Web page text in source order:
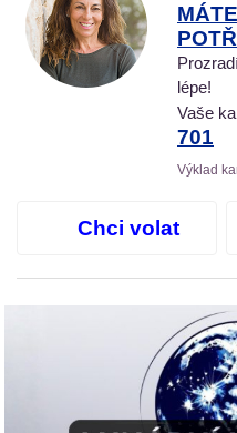
lépe!
Vaše
701
Výklad
Chci volat